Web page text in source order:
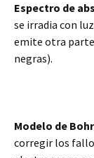
Espectro de
se irradia con
emite otra parte
negras).
Modelo de
corregir los